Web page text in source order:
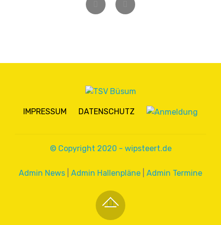
Zurück Weiter
IMPRESSUM DATENSCHUTZ
© Copyright 2020 - wipsteert.de
Admin News Admin Hallenpläne Admin Termine